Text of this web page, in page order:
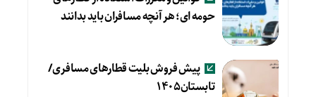
حومه ای؛ هر آنچه مسافران باید بدانند
پیش فروش بلیت قطارهای مسافری/
تابستان۱۴۰۵